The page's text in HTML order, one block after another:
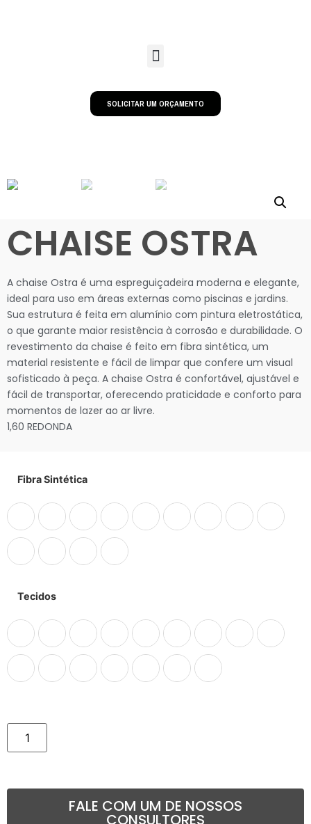
SOLICITAR UM ORÇAMENTO
CHAISE OSTRA
A chaise Ostra é uma espreguiçadeira moderna e elegante,
ideal para uso em áreas externas como piscinas e jardins.
Sua estrutura é feita em alumínio com pintura eletrostática,
o que garante maior resistência à corrosão e durabilidade. O
revestimento da chaise é feito em fibra sintética, um
material resistente e fácil de limpar que confere um visual
sofisticado à peça. A chaise Ostra é confortável, ajustável e
fácil de transportar, oferecendo praticidade e conforto para
momentos de lazer ao ar livre.
1,60 REDONDA
Fibra Sintética
Tecidos
FALE COM UM DE NOSSOS
CONSULTORES